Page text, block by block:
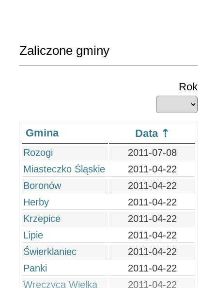
Zaliczone gminy
Rok
Gmina Data
Rozogi
2011-07-08
Miasteczko Śląskie
2011-04-22
Boronów
2011-04-22
Herby
2011-04-22
Krzepice
2011-04-22
Lipie
2011-04-22
Świerklaniec
2011-04-22
Panki
2011-04-22
Wręczyca Wielka
2011-04-22